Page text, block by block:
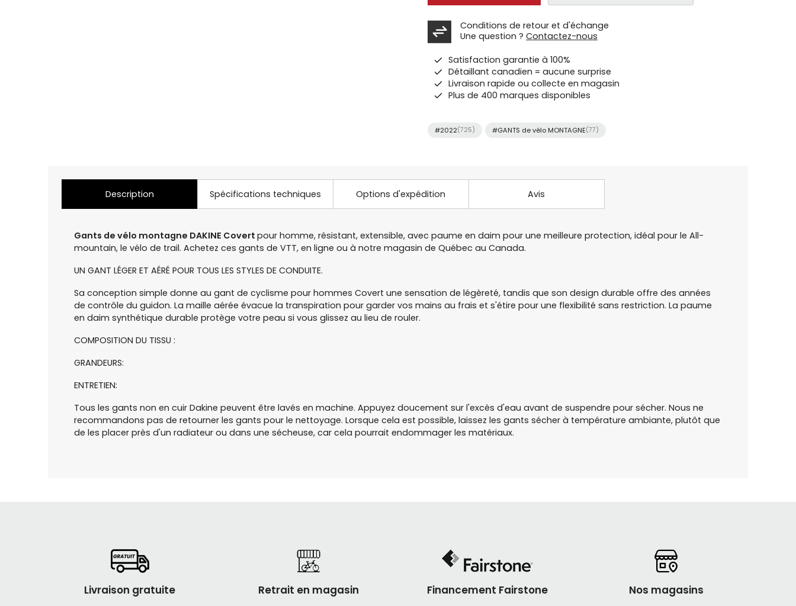
Conditions de retour et d'échange
Une question ? Contactez-nous
Satisfaction garantie à 100%
Détaillant canadien = aucune surprise
Livraison rapide ou collecte en magasin
Plus de 400 marques disponibles
#2022(725) #GANTS de vélo MONTAGNE(77)
Description Spécifications techniques Options d'expédition Avis
Gants de vélo montagne DAKINE Covert pour homme, résistant, extensible, avec paume en daim pour une meilleure protection, idéal pour le All-
mountain, le vélo de trail. Achetez ces gants de VTT, en ligne ou à notre magasin de Québec au Canada.
UN GANT LÉGER ET AÉRÉ POUR TOUS LES STYLES DE CONDUITE.
Sa conception simple donne au gant de cyclisme pour hommes Covert une sensation de légèreté, tandis que son design durable offre des années
de contrôle du guidon. La maille aérée évacue la transpiration pour garder vos mains au frais et s'étire pour une flexibilité sans restriction. La paume
en daim synthétique durable protège votre peau si vous glissez au lieu de rouler.
COMPOSITION DU TISSU :
GRANDEURS:
ENTRETIEN:
Tous les gants non en cuir Dakine peuvent être lavés en machine. Appuyez doucement sur l'excès d'eau avant de suspendre pour sécher. Nous ne
recommandons pas de retourner les gants pour le nettoyage. Lorsque cela est possible, laissez les gants sécher à température ambiante, plutôt que
de les placer près d'un radiateur ou dans une sécheuse, car cela pourrait endommager les matériaux.
Livraison gratuite Retrait en magasin Financement Fairstone Nos magasins